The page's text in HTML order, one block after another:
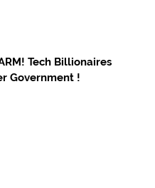
Tech Billionaires
Government !